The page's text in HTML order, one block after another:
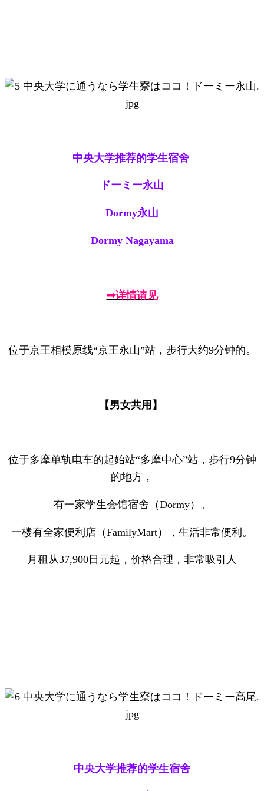
中央大学推荐的学生宿舍
ドーミー永山
Dormy永山
Dormy Nagayama
➡详情请见
位于京王相模原线“京王永山”站，步行大约9分钟的。
【男女共用】
位于多摩单轨电车的起始站“多摩中心”站，步行9分钟
的地方，
有一家学生会馆宿舍（Dormy）。
一楼有全家便利店（FamilyMart），生活非常便利。
月租从37,900日元起，价格合理，非常吸引人
中央大学推荐的学生宿舍